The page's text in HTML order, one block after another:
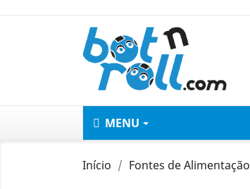
MENU
Início Fontes de Alimentação